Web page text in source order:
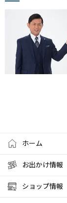
ホーム
お出かけ情報
ショップ情報